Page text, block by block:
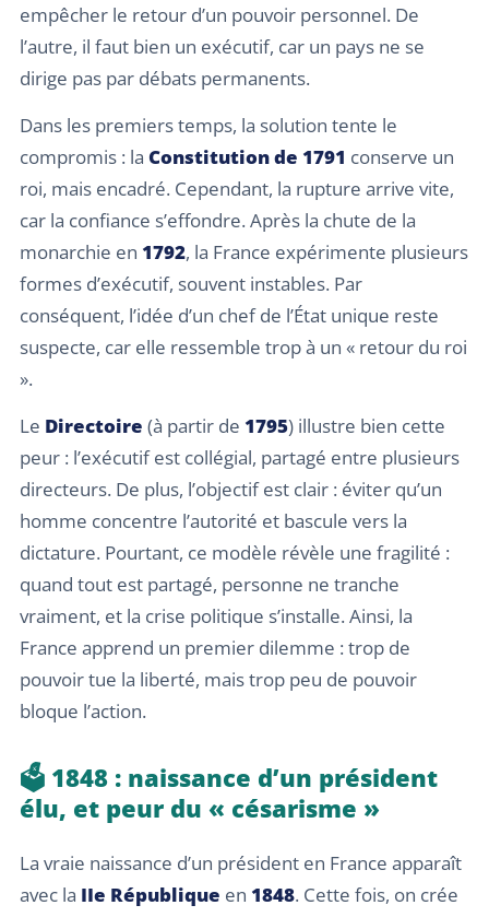
empêcher le retour d’un pouvoir personnel. De
l’autre, il faut bien un exécutif, car un pays ne se
dirige pas par débats permanents.
Dans les premiers temps, la solution tente le
compromis : la Constitution de 1791 conserve un
roi, mais encadré. Cependant, la rupture arrive vite,
car la confiance s’effondre. Après la chute de la
monarchie en 1792, la France expérimente plusieurs
formes d’exécutif, souvent instables. Par
conséquent, l’idée d’un chef de l’État unique reste
suspecte, car elle ressemble trop à un « retour du roi
».
Le Directoire (à partir de 1795) illustre bien cette
peur : l’exécutif est collégial, partagé entre plusieurs
directeurs. De plus, l’objectif est clair : éviter qu’un
homme concentre l’autorité et bascule vers la
dictature. Pourtant, ce modèle révèle une fragilité :
quand tout est partagé, personne ne tranche
vraiment, et la crise politique s’installe. Ainsi, la
France apprend un premier dilemme : trop de
pouvoir tue la liberté, mais trop peu de pouvoir
bloque l’action.
🗳️ 1848 : naissance d’un président
élu, et peur du « césarisme »
La vraie naissance d’un président en France apparaît
avec la IIe République en 1848. Cette fois, on crée